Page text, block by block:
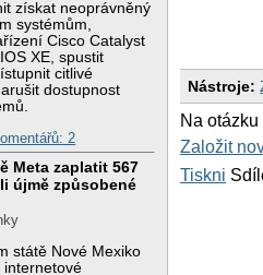
získat neoprávněný
systémům,
Cisco Catalyst
XE, spustit
citlivé
dostupnost
2
Meta zaplatit 567
újmě způsobené
státě Nové Mexiko
internetové
Nástroje:
Na
Založit
Tiskni